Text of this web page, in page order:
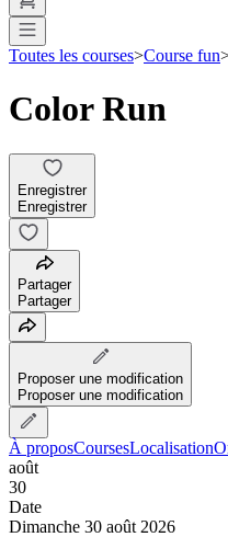
Toutes les courses>Course fun
Color Run
Enregistrer
Enregistrer
Partager
Partager
Proposer une modification
Proposer une modification
À proposCoursesLocalisation
août
30
Date
Dimanche 30 août 2026